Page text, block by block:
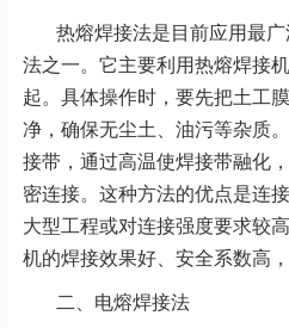
热熔焊接法是目前应用最
法之一。它主要利用热熔焊接
起。具体操作时，要先把土工
净，确保无尘土、油污等杂质
接带，通过高温使焊接带融化
密连接。这种方法的优点是连
大型工程或对连接强度要求较
机的焊接效果好、安全系数高
二、电熔焊接法